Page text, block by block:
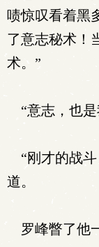
啧惊叹看着黑
了意志秘术！
术。”
“意志，也是
“刚才的战斗
道。
罗峰瞥了他